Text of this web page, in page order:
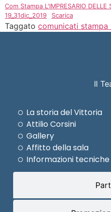
Com Stampa L'IMPRESARIO
19_31dic_2019
Scarica
Taggato comunicati stampa
Il
La storia del Vittoria
Attilio Corsini
Gallery
Affitto della sala
Informazioni tecniche